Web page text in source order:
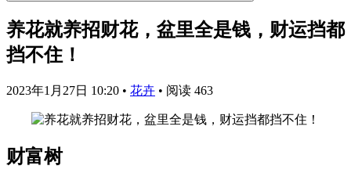
养花就养招财花，盆里全是钱，财运挡都
挡不住！
2023年1月27日 10:20 • 花卉 • 阅读 463
财富树